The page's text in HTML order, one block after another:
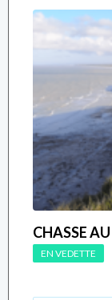
CHASSE
EN VEDETTE